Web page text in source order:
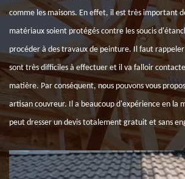
comme les maisons. En effet, il est très important
matériaux soient protégés contre les soucis
procéder à des travaux de peinture. Il faut
sont très difficiles à effectuer et il va falloir
matière. Par conséquent, nous pouvons vous
artisan couvreur. Il a beaucoup d'expérience en la
peut dresser un devis totalement gratuit et sans